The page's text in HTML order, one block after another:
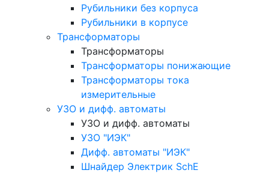
Рубильники без корпуса
Рубильники в корпусе
Трансформаторы
Трансформаторы
Трансформаторы понижающие
Трансформаторы тока
измерительные
УЗО и дифф. автоматы
УЗО и дифф. автоматы
УЗО "ИЭК"
Дифф. автоматы "ИЭК"
Шнайдер Электрик SchE